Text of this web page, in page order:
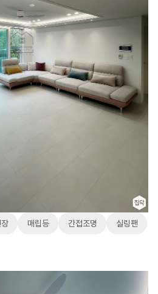
매립등 간접조명 실링팬